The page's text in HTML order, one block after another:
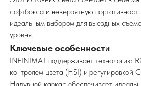
софтбокса и невероятную
идеальным выбором для выездных
уровня.
Ключевые особенности
INFINIMAT поддерживает технологию
контролем цвета (HSI) и
Надувной каркас обеспечивает